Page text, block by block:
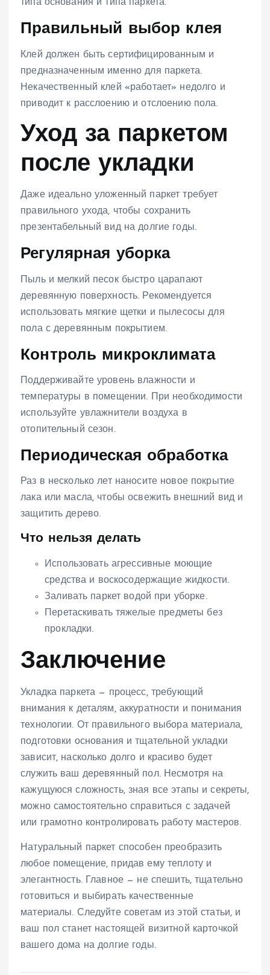
типа основания и типа паркета.
Правильный выбор клея
Клей должен быть сертифицированным и
предназначенным именно для паркета.
Некачественный клей «работает» недолго и
приводит к расслоению и отслоению пола.
Уход за паркетом
после укладки
Даже идеально уложенный паркет требует
правильного ухода, чтобы сохранить
презентабельный вид на долгие годы.
Регулярная уборка
Пыль и мелкий песок быстро царапают
деревянную поверхность. Рекомендуется
использовать мягкие щетки и пылесосы для
пола с деревянным покрытием.
Контроль микроклимата
Поддерживайте уровень влажности и
температуры в помещении. При необходимости
используйте увлажнители воздуха в
отопительный сезон.
Периодическая обработка
Раз в несколько лет наносите новое покрытие
лака или масла, чтобы освежить внешний вид и
защитить дерево.
Что нельзя делать
Использовать агрессивные моющие
средства и воскосодержащие жидкости.
Заливать паркет водой при уборке.
Перетаскивать тяжелые предметы без
прокладки.
Заключение
Укладка паркета — процесс, требующий
внимания к деталям, аккуратности и понимания
технологии. От правильного выбора материала,
подготовки основания и тщательной укладки
зависит, насколько долго и красиво будет
служить ваш деревянный пол. Несмотря на
кажущуюся сложность, зная все этапы и секреты,
можно самостоятельно справиться с задачей
или грамотно контролировать работу мастеров.
Натуральный паркет способен преобразить
любое помещение, придав ему теплоту и
элегантность. Главное — не спешить, тщательно
готовиться и выбирать качественные
материалы. Следуйте советам из этой статьи, и
ваш пол станет настоящей визитной карточкой
вашего дома на долгие годы.